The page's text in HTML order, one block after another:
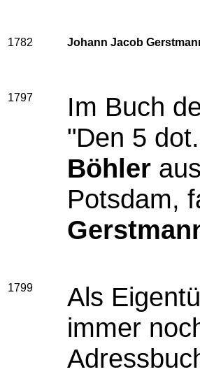
1782 Johann Jacob
1797
Im Buch
"Den 5 dot.
Böhler
Potsdam,
1799 Als
immer